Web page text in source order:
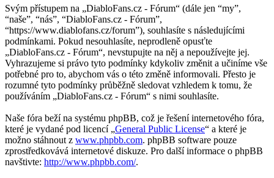
Svým přístupem na „DiabloFans.cz - Fórum“ (dále jen “my”,
“naše”, “nás”, “DiabloFans.cz - Fórum”,
“https://www.diablofans.cz/forum”), souhlasíte s následujícími
podmínkami. Pokud nesouhlasíte, neprodleně opusťte
„DiabloFans.cz - Fórum“, nevstupujte na něj a nepoužívejte jej.
Vyhrazujeme si právo tyto podmínky kdykoliv změnit a učiníme vše
potřebné pro to, abychom vás o této změně informovali. Přesto je
rozumné tyto podmínky průběžně sledovat vzhledem k tomu, že
používáním „DiabloFans.cz - Fórum“ s nimi souhlasíte.
Naše fóra beží na systému phpBB, což je řešení internetového fóra,
které je vydané pod licencí „General Public License“ a které je
možno stáhnout z www.phpbb.com. phpBB software pouze
zprostředkovává internetové diskuze. Pro další informace o phpBB
navštivte: http://www.phpbb.com/.